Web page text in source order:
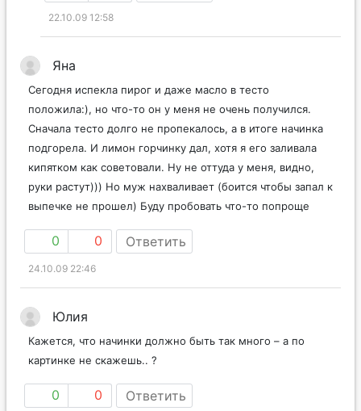
22.10.09 12:58
Яна
Сегодня испекла пирог и даже масло в тесто
положила:), но что-то он у меня не очень получился.
Сначала тесто долго не пропекалось, а в итоге начинка
подгорела. И лимон горчинку дал, хотя я его заливала
кипятком как советовали. Ну не оттуда у меня, видно,
руки растут))) Но муж нахваливает (боится чтобы запал к
выпечке не прошел) Буду пробовать что-то попроще
0 0 Ответить
24.10.09 22:46
Юлия
Кажется, что начинки должно быть так много – а по
картинке не скажешь.. ?
0 0 Ответить